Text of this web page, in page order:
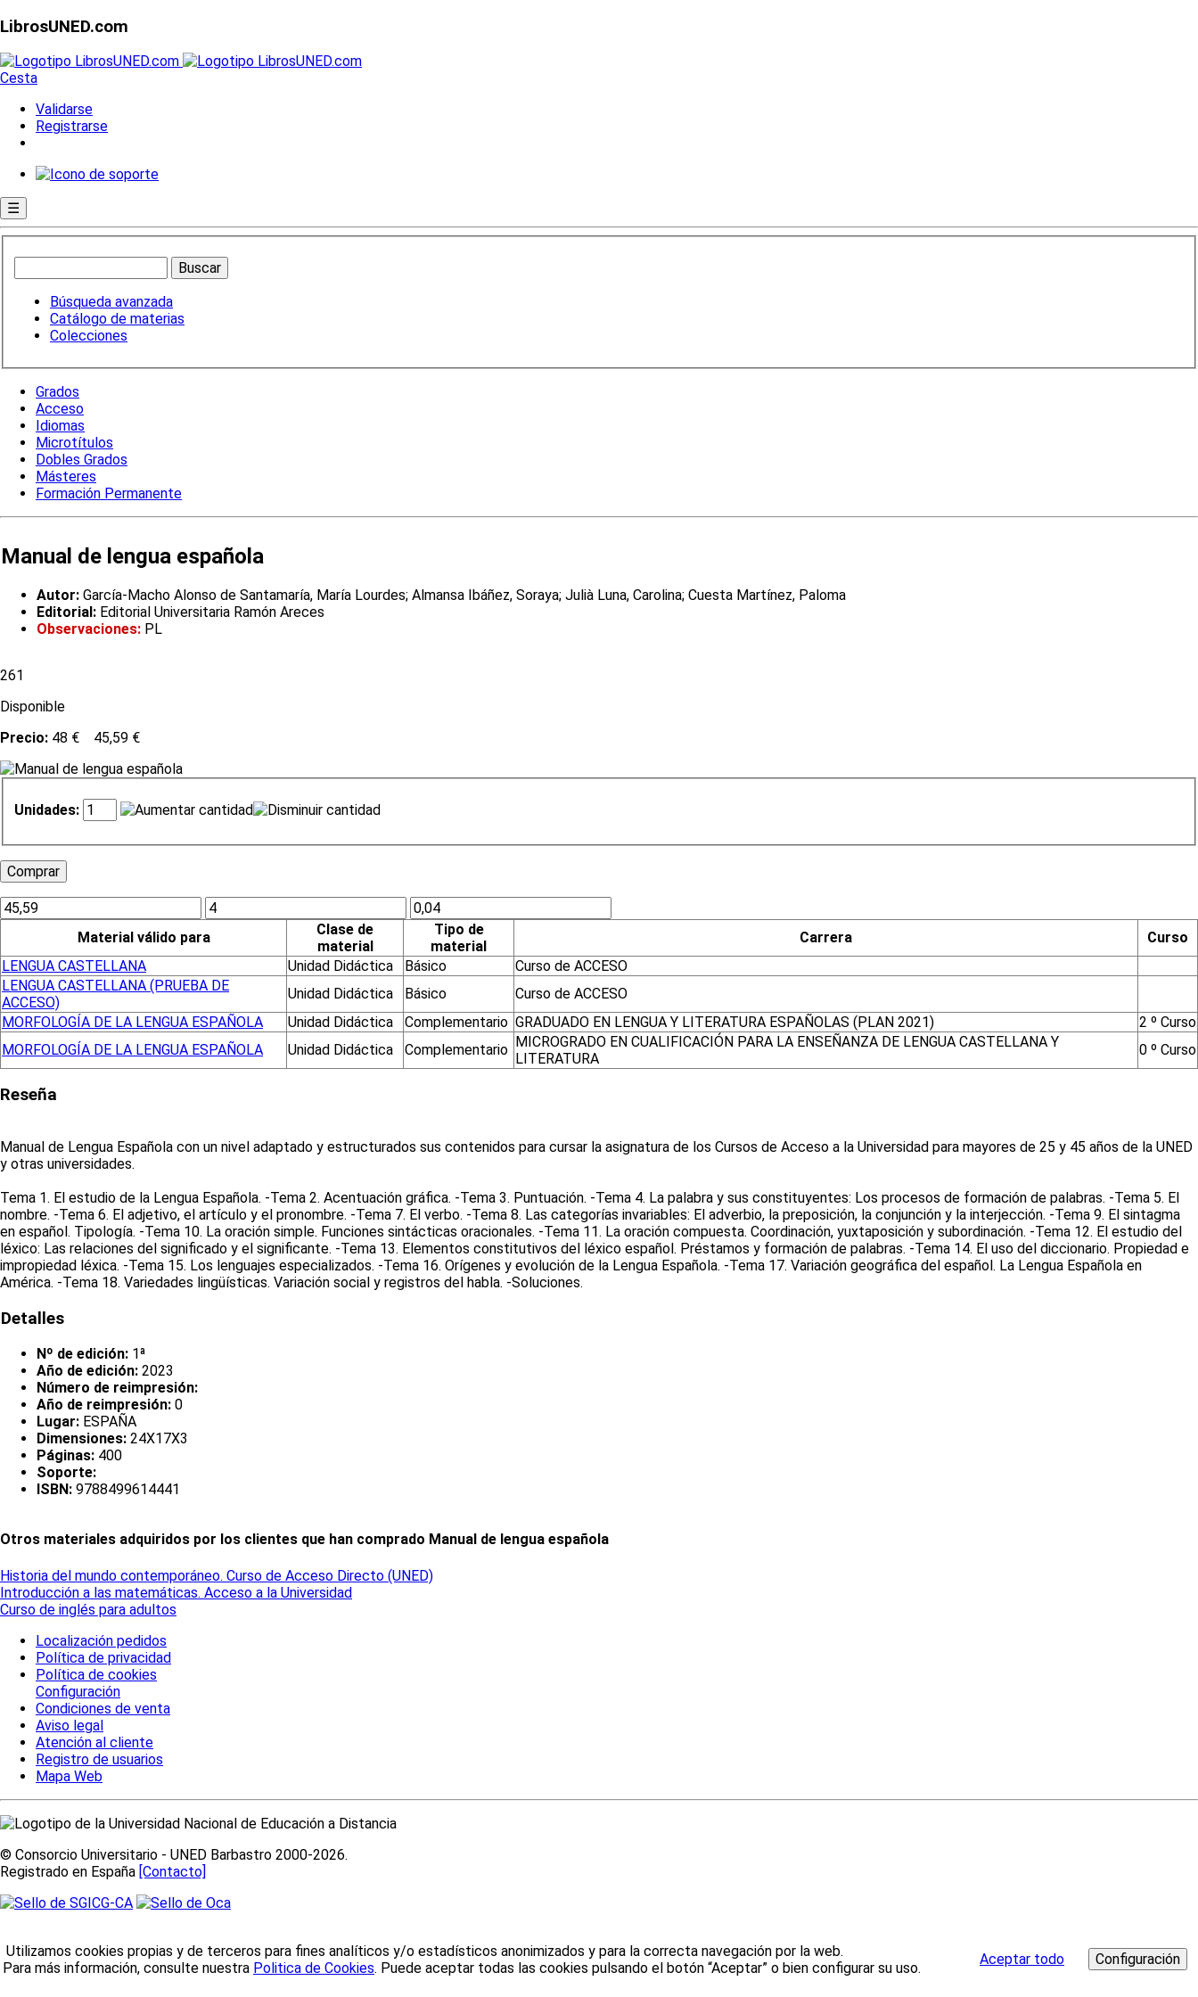
LibrosUNED.com
Cesta
Validarse
Registrarse
☰
Búsqueda avanzada
Catálogo de materias
Colecciones
Grados
Acceso
Idiomas
Microtítulos
Dobles Grados
Másteres
Formación Permanente
Manual de lengua española
Autor: García-Macho Alonso de Santamaría, María Lourdes; Almansa Ibáñez, Soraya; Julià Luna, Carolina; Cuesta Martínez, Paloma
Editorial: Editorial Universitaria Ramón Areces
Observaciones: PL
261
Disponible
Precio: 48 € 45,59 €
Unidades:
Material válido para
Clase de
material
Tipo de
material
Carrera
Curso
LENGUA CASTELLANA
Unidad Didáctica Básico
Curso de ACCESO
LENGUA CASTELLANA (PRUEBA DE
ACCESO)
Unidad Didáctica Básico
Curso de ACCESO
MORFOLOGÍA DE LA LENGUA ESPAÑOLA
Unidad Didáctica Complementario GRADUADO EN LENGUA Y LITERATURA ESPAÑOLAS (PLAN 2021)
2 º Curso
MORFOLOGÍA DE LA LENGUA ESPAÑOLA
Unidad Didáctica Complementario MICROGRADO EN CUALIFICACIÓN PARA LA ENSEÑANZA DE LENGUA CASTELLANA Y
LITERATURA
0 º Curso
Reseña
Manual de Lengua Española con un nivel adaptado y estructurados sus contenidos para cursar la asignatura de los Cursos de Acceso a la Universidad para mayores de 25 y 45 años de la UNED
y otras universidades.
Tema 1. El estudio de la Lengua Española. -Tema 2. Acentuación gráfica. -Tema 3. Puntuación. -Tema 4. La palabra y sus constituyentes: Los procesos de formación de palabras. -Tema 5. El
nombre. -Tema 6. El adjetivo, el artículo y el pronombre. -Tema 7. El verbo. -Tema 8. Las categorías invariables: El adverbio, la preposición, la conjunción y la interjección. -Tema 9. El sintagma
en español. Tipología. -Tema 10. La oración simple. Funciones sintácticas oracionales. -Tema 11. La oración compuesta. Coordinación, yuxtaposición y subordinación. -Tema 12. El estudio del
léxico: Las relaciones del significado y el significante. -Tema 13. Elementos constitutivos del léxico español. Préstamos y formación de palabras. -Tema 14. El uso del diccionario. Propiedad e
impropiedad léxica. -Tema 15. Los lenguajes especializados. -Tema 16. Orígenes y evolución de la Lengua Española. -Tema 17. Variación geográfica del español. La Lengua Española en
América. -Tema 18. Variedades lingüísticas. Variación social y registros del habla. -Soluciones.
Detalles
Nº de edición: 1ª
Año de edición: 2023
Número de reimpresión:
Año de reimpresión: 0
Lugar: ESPAÑA
Dimensiones: 24X17X3
Páginas: 400
Soporte:
ISBN: 9788499614441
Otros materiales adquiridos por los clientes que han comprado Manual de lengua española
Historia del mundo contemporáneo. Curso de Acceso Directo (UNED)
Introducción a las matemáticas. Acceso a la Universidad
Curso de inglés para adultos
Localización pedidos
Política de privacidad
Política de cookies
Configuración
Condiciones de venta
Aviso legal
Atención al cliente
Registro de usuarios
Mapa Web
© Consorcio Universitario - UNED Barbastro 2000-2026.
Registrado en España [Contacto]
Utilizamos cookies propias y de terceros para fines analíticos y/o estadísticos anonimizados y para la correcta navegación por la web.
Para más información, consulte nuestra Politica de Cookies. Puede aceptar todas las cookies pulsando el botón “Aceptar” o bien configurar su uso.
Aceptar todo